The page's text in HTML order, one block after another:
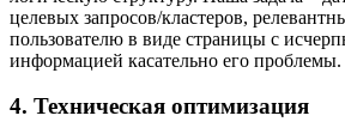
целевых запросов/кластеров,
пользователю в виде страницы с
информацией касательно его проблемы.
4. Техническая оптимизация